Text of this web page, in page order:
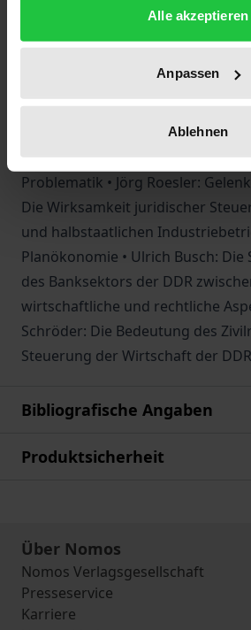
Alle akzeptieren
Anpassen
Ablehnen
Erika Süß, Siegfried Wenzel: Zur
Steding: Eigentumsverfassung,
Vertragskonstruktion und
Ausdrucksformen rechtlicher
Wirtschaft. Versuch einer
Problematik • Jörg Roesler:
Die Wirksamkeit juridischer
und halbstaatlichen
Planökonomie • Ulrich Busch:
des Banksektors der DDR
wirtschaftliche und rechtliche
Schröder: Die Bedeutung des
Steuerung der Wirtschaft der DDR
Bibliografische Angaben
Produktsicherheit
Über Nomos
Nomos Verlagsgesellschaft
Presseservice
Karriere